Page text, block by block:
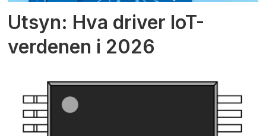
Utsyn: Hva driver IoT-
verdenen i 2026